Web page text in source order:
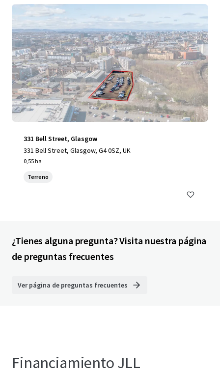
331 Bell Street, Glasgow
331 Bell Street, Glasgow, G4 0SZ, UK
0,55 ha
Terreno
¿Tienes alguna pregunta? Visita nuestra página
de preguntas frecuentes
Ver página de preguntas frecuentes
Financiamiento JLL